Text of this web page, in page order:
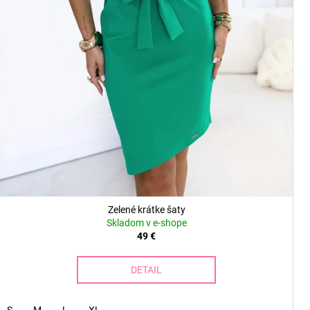
Zelené krátke šaty
Skladom v e-shope
49 €
DETAIL